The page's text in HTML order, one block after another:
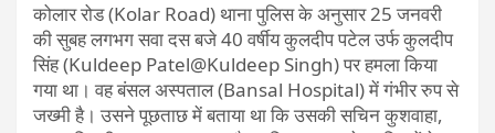
कोलार रोड (Kolar Road) थाना पुलिस के अनुसार 25 जनवरी
की सुबह लगभग सवा दस बजे 40 वर्षीय कुलदीप पटेल उर्फ कुलदीप
सिंह (Kuldeep Patel@Kuldeep Singh) पर हमला किया
गया था। वह बंसल अस्पताल (Bansal Hospital) में गंभीर रुप से
जख्मी है। उसने पूछताछ में बताया था कि उसकी सचिन कुशवाहा,